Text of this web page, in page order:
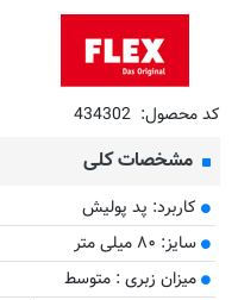
کد محصول: 434302
مشخصات کلی
کاربرد: پد پولیش
سایز: ۸۰ میلی متر
میزان زبری : متوسط